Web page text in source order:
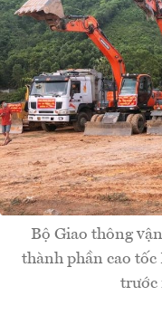
Bộ Giao thông
thành phần cao
trước